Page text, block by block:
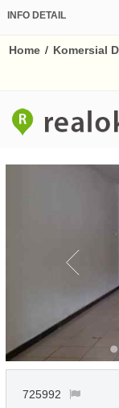
INFO DETAIL
Home / Komersial
725992